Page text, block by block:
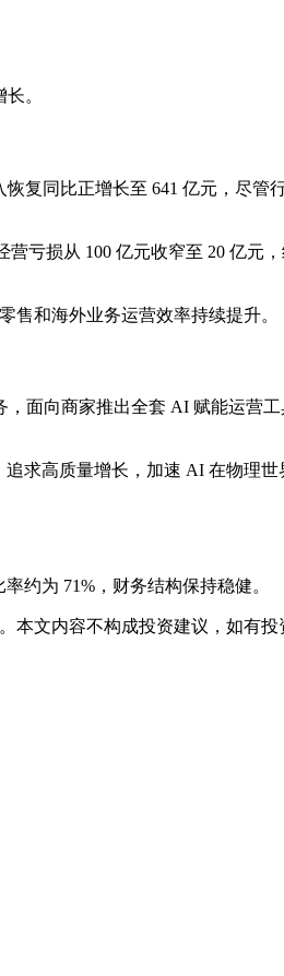
。
复同比正增长至 641 亿元，尽管
亏损从 100 亿元收窄至 20 亿元
售和海外业务运营效率持续提升。
面向商家推出全套 AI 赋能运营
求高质量增长，加速 AI 在物理
约为 71%，财务结构保持稳健。
本文内容不构成投资建议，如有